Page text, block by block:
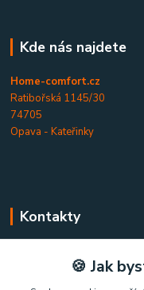
Kde nás najdete
Home-comfort.cz
Ratibořská 1145/30
74705
Opava - Kateřinky
Kontakty
🍪 Jak